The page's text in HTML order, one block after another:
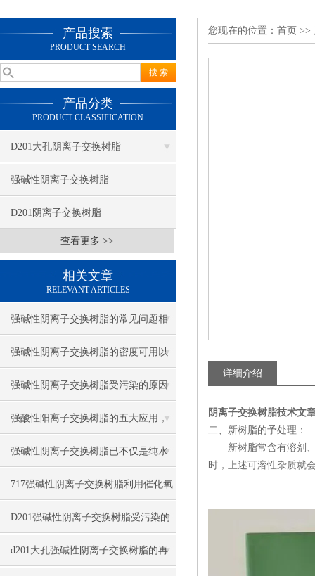
产品搜索
PRODUCT SEARCH
产品分类
PRODUCT CLASSIFICATION
D201大孔阴离子交换树脂
强碱性阴离子交换树脂
D201阴离子交换树脂
查看更多 >>
相关文章
RELEVANT ARTICLES
强碱性阴离子交换树脂的常见问题相
应解决方法分享
强碱性阴离子交换树脂的密度可用以
下方法表示
强碱性阴离子交换树脂受污染的原因
有哪些
强酸性阳离子交换树脂的五大应用，
你知道吗？
强碱性阴离子交换树脂已不仅是纯水
制备的核心材料
717强碱性阴离子交换树脂利用催化氧
化法再生
D201强碱性阴离子交换树脂受污染的
对策与情况
d201大孔强碱性阴离子交换树脂的再
您现在的位置： 首页 >>
详细介绍
阴离子交换树脂技术文
二、新树脂的予处理
新树脂常含有溶剂、
时，上述可溶性杂质就